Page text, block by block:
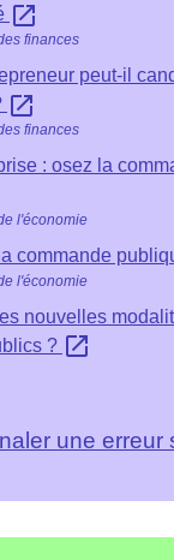
open_in_new
finances
peut-il
open_in_new
finances
: osez la
l'économie
commande
l'économie
nouvelles
? open_in_new
une erreur